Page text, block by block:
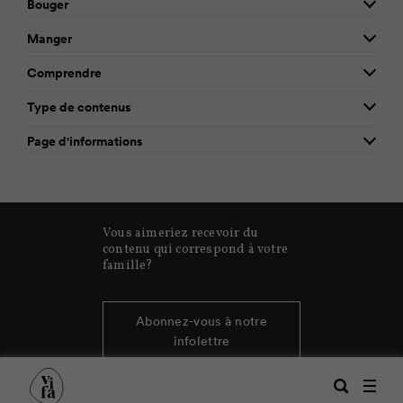
Bouger
Manger
Comprendre
Type de contenus
Page d'informations
Vous aimeriez recevoir du
contenu qui correspond à votre
famille?
Abonnez-vous à notre
infolettre